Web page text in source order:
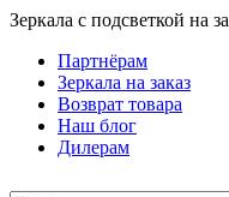
Зеркала с подсветкой на
Партнёрам
Зеркала на заказ
Возврат товара
Наш блог
Дилерам